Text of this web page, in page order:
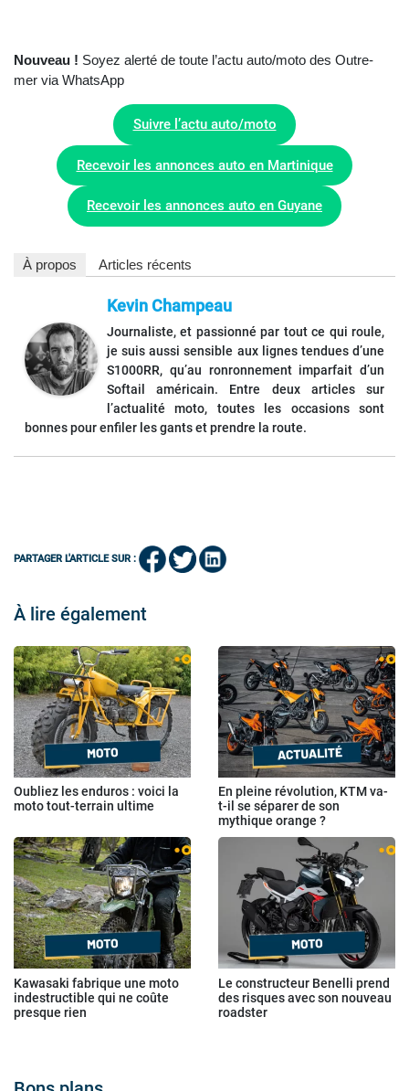
Nouveau ! Soyez alerté de toute l’actu auto/moto des Outre-
mer via WhatsApp
Suivre l’actu auto/moto
Recevoir les annonces auto en Martinique
Recevoir les annonces auto en Guyane
À propos Articles récents
Kevin Champeau
Journaliste, et passionné par tout ce qui roule,
je suis aussi sensible aux lignes tendues d’une
S1000RR, qu’au ronronnement imparfait d’un
Softail américain. Entre deux articles sur
l’actualité moto, toutes les occasions sont
bonnes pour enfiler les gants et prendre la route.
PARTAGER L'ARTICLE SUR :
À lire également
Oubliez les enduros : voici la
moto tout-terrain ultime
En pleine révolution, KTM va-
t-il se séparer de son
mythique orange ?
Kawasaki fabrique une moto
indestructible qui ne coûte
presque rien
Le constructeur Benelli prend
des risques avec son nouveau
roadster